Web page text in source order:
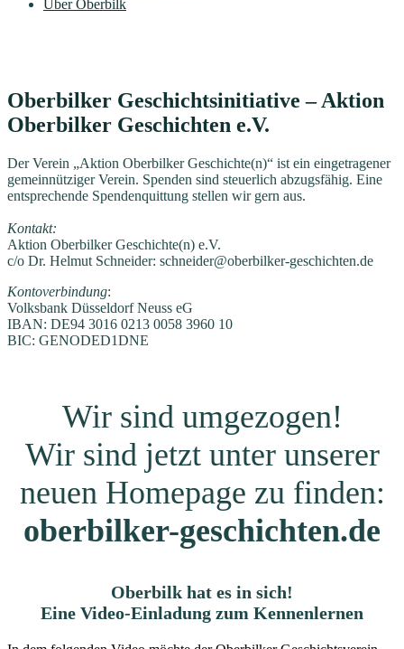
Über Oberbilk
Oberbilker Geschichtsinitiative – Aktion
Oberbilker Geschichten e.V.
Der Verein „Aktion Oberbilker Geschichte(n)“ ist ein eingetragener
gemeinnütziger Verein. Spenden sind steuerlich abzugsfähig. Eine
entsprechende Spendenquittung stellen wir gern aus.
Kontakt:
Aktion Oberbilker Geschichte(n) e.V.
c/o Dr. Helmut Schneider: schneider@oberbilker-geschichten.de
Kontoverbindung:
Volksbank Düsseldorf Neuss eG
IBAN: DE94 3016 0213 0058 3960 10
BIC: GENODED1DNE
Wir sind umgezogen!
Wir sind jetzt unter unserer
neuen Homepage zu finden:
oberbilker-geschichten.de
Oberbilk hat es in sich!
Eine Video-Einladung zum Kennenlernen